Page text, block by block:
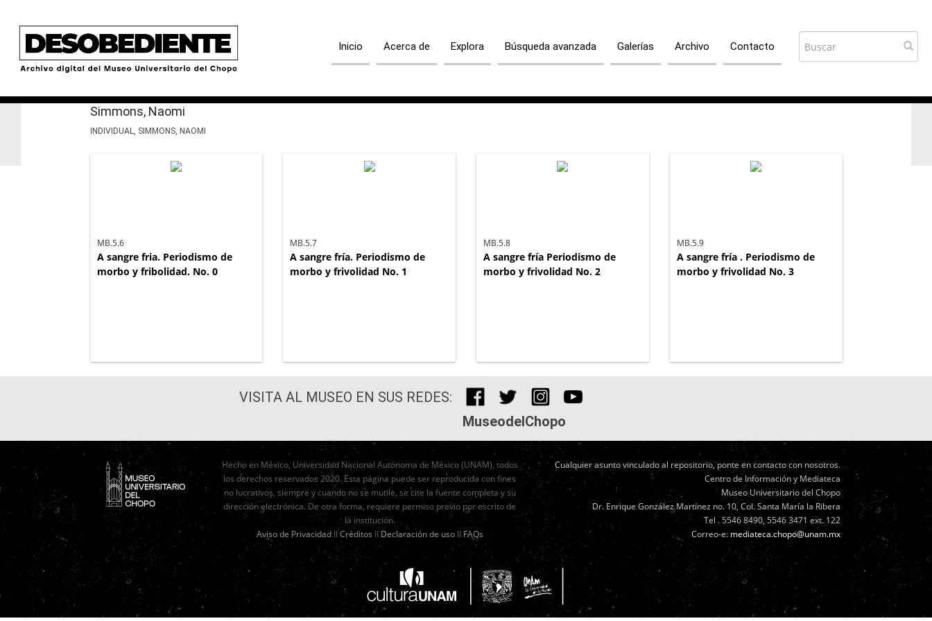
Inicio Acerca de Explora Búsqueda avanzada Galerías Archivo Contacto
Simmons, Naomi
INDIVIDUAL, SIMMONS, NAOMI
MB.5.6
A sangre fria. Periodismo de
morbo y fribolidad. No. 0
MB.5.7
A sangre fría. Periodismo de
morbo y frivolidad No. 1
MB.5.8
A sangre fría Periodismo de
morbo y frivolidad No. 2
MB.5.9
A sangre fría . Periodismo de
morbo y frivolidad No. 3
VISITA AL MUSEO EN SUS REDES:
MuseodelChopo
Hecho en México, Universidad Nacional Autónoma de México (UNAM), todos
los derechos reservados 2020. Esta página puede ser reproducida con fines
no lucrativos, siempre y cuando no se mutile, se cite la fuente completa y su
dirección electrónica. De otra forma, requiere permiso previo por escrito de
la institución.
Aviso de PrivacidadIICréditos IIDeclaración de usoII FAQs
Cualquier asunto vinculado al repositorio, ponte en contacto con nosotros.
Centro de Información y Mediateca
Museo Universitario del Chopo
Dr. Enrique González Martínez no. 10, Col. Santa María la Ribera
Tel . 5546 8490, 5546 3471 ext. 122
Correo-e:mediateca.chopo@unam.mx